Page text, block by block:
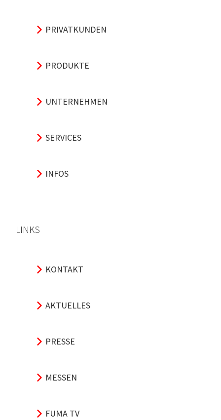
PRIVATKUNDEN
PRODUKTE
UNTERNEHMEN
SERVICES
INFOS
LINKS
KONTAKT
AKTUELLES
PRESSE
MESSEN
FUMA TV